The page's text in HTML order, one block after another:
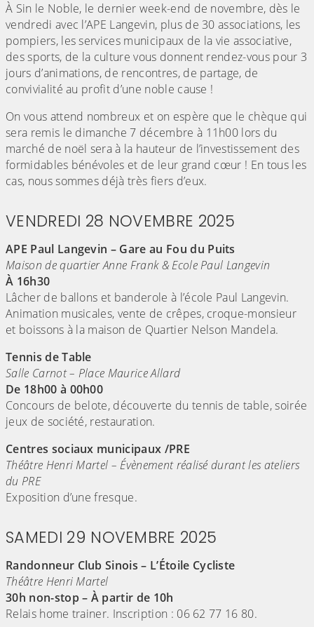
À Sin le Noble, le dernier week-end de novembre, dès le
vendredi avec l’APE Langevin, plus de 30 associations, les
pompiers, les services municipaux de la vie associative,
des sports, de la culture vous donnent rendez-vous pour 3
jours d’animations, de rencontres, de partage, de
convivialité au profit d’une noble cause !
On vous attend nombreux et on espère que le chèque qui
sera remis le dimanche 7 décembre à 11h00 lors du
marché de noël sera à la hauteur de l’investissement des
formidables bénévoles et de leur grand cœur ! En tous les
cas, nous sommes déjà très fiers d’eux.
VENDREDI 28 NOVEMBRE 2025
APE Paul Langevin – Gare au Fou du Puits
Maison de quartier Anne Frank & Ecole Paul Langevin
À 16h30
Lâcher de ballons et banderole à l’école Paul Langevin.
Animation musicales, vente de crêpes, croque-monsieur
et boissons à la maison de Quartier Nelson Mandela.
Tennis de Table
Salle Carnot – Place Maurice Allard
De 18h00 à 00h00
Concours de belote, découverte du tennis de table, soirée
jeux de société, restauration.
Centres sociaux municipaux /PRE
Théâtre Henri Martel – Évènement réalisé durant les ateliers
du PRE
Exposition d’une fresque.
SAMEDI 29 NOVEMBRE 2025
Randonneur Club Sinois – L’Étoile Cycliste
Théâtre Henri Martel
30h non-stop – À partir de 10h
Relais home trainer. Inscription : 06 62 77 16 80.